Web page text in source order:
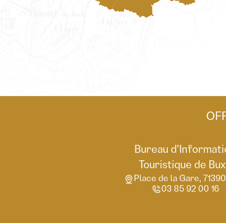
Bureau
Touristique de
Place de la Gare,
03 85 92 00 16